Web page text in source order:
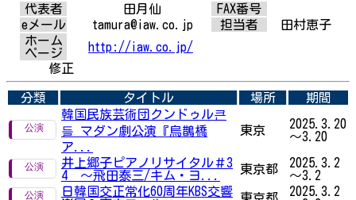
代表者
田月仙
FAX番号
eメール
tamura@iaw.co.jp 担当者
田村恵子
ホーム
ページ
http://iaw.co.jp/
修正
分類 タイトル 場所
期間
韓国民族芸術団クンドゥル큰
들 マダン劇公演『烏鵲橋
ア...
東京
2025.3.20
～3.20
井上郷子ピアノリサイタル＃3
4 ～飛田泰三/キム・ヨ...
東京都
2025.3.2
～3.2
日韓国交正常化60周年KBS交響
2025.3.2